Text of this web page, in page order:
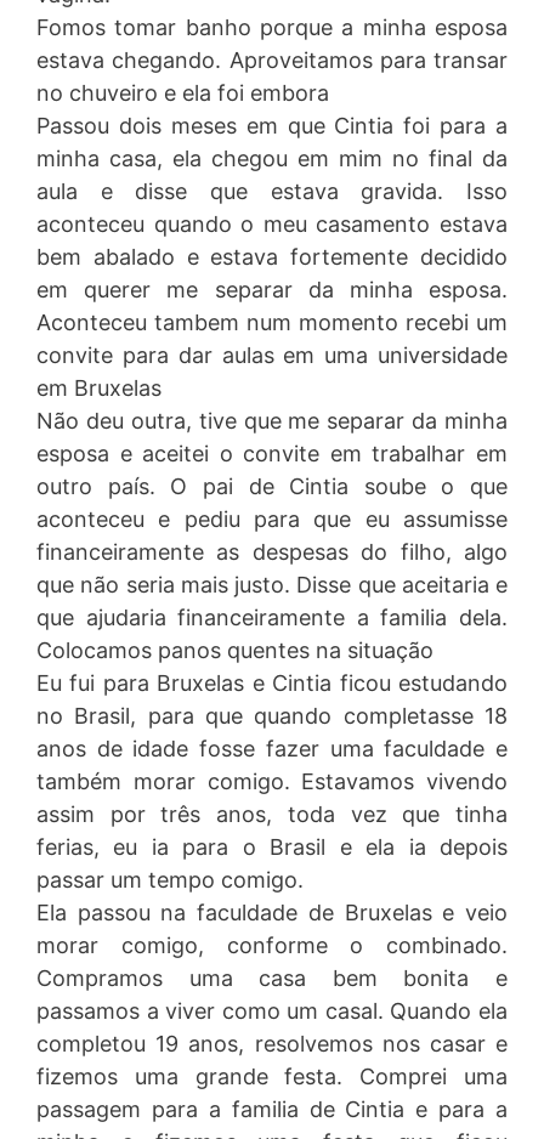
Fomos tomar banho porque a minha esposa
estava chegando. Aproveitamos para transar
no chuveiro e ela foi embora
Passou dois meses em que Cintia foi para a
minha casa, ela chegou em mim no final da
aula e disse que estava gravida. Isso
aconteceu quando o meu casamento estava
bem abalado e estava fortemente decidido
em querer me separar da minha esposa.
Aconteceu tambem num momento recebi um
convite para dar aulas em uma universidade
em Bruxelas
Não deu outra, tive que me separar da minha
esposa e aceitei o convite em trabalhar em
outro país. O pai de Cintia soube o que
aconteceu e pediu para que eu assumisse
financeiramente as despesas do filho, algo
que não seria mais justo. Disse que aceitaria e
que ajudaria financeiramente a familia dela.
Colocamos panos quentes na situação
Eu fui para Bruxelas e Cintia ficou estudando
no Brasil, para que quando completasse 18
anos de idade fosse fazer uma faculdade e
também morar comigo. Estavamos vivendo
assim por três anos, toda vez que tinha
ferias, eu ia para o Brasil e ela ia depois
passar um tempo comigo.
Ela passou na faculdade de Bruxelas e veio
morar comigo, conforme o combinado.
Compramos uma casa bem bonita e
passamos a viver como um casal. Quando ela
completou 19 anos, resolvemos nos casar e
fizemos uma grande festa. Comprei uma
passagem para a familia de Cintia e para a